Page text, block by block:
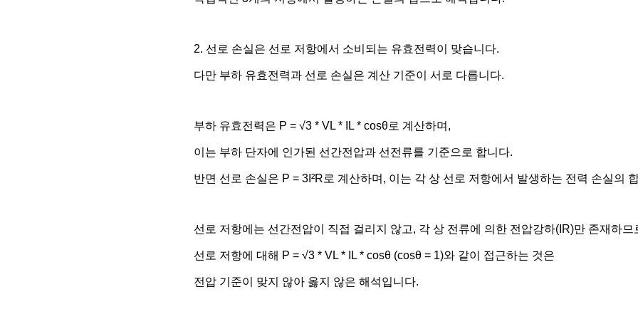
2. 선로 손실은 선로 저항에서 소비되는 유효전력이 맞습니다.
다만 부하 유효전력과 선로 손실은 계산 기준이 서로 다릅니다.
부하 유효전력은 P = √3 * VL * IL * cosθ로 계산하며,
이는 부하 단자에 인가된 선간전압과 선전류를 기준으로 합니다.
반면 선로 손실은 P = 3I²R로 계산하며, 이는 각 상 선로 저항에서 발생하는 전력 손실의
선로 저항에는 선간전압이 직접 걸리지 않고, 각 상 전류에 의한 전압강하(IR)만 존재하므
선로 저항에 대해 P = √3 * VL * IL * cosθ (cosθ = 1)와 같이 접근하는 것은
전압 기준이 맞지 않아 옳지 않은 해석입니다.